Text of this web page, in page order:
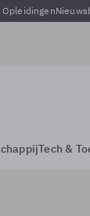
Opleidingen
Tech &